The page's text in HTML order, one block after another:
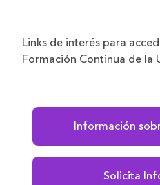
Links de interés para
Formación Continua de la
Información
Solicita